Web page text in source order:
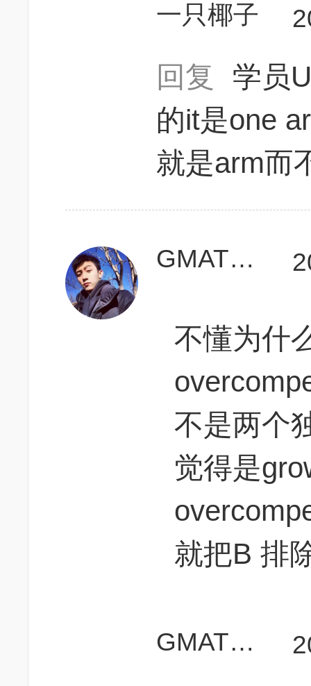
一只椰子
回复
学员
的it是one
就是arm而
GMAT上700啊
不懂为什
不是两个
觉得是
就把B 排
GMAT上700啊